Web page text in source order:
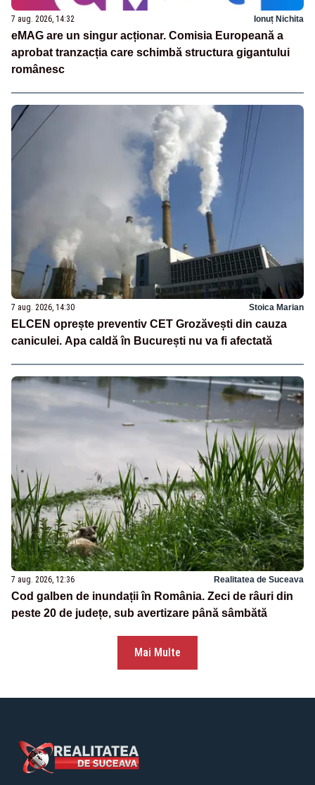
7 aug. 2026, 14:32 Ionuț Nichita
eMAG are un singur acționar. Comisia Europeană a
aprobat tranzacția care schimbă structura gigantului
românesc
7 aug. 2026, 14:30 Stoica Marian
ELCEN oprește preventiv CET Grozăvești din cauza
caniculei. Apa caldă în București nu va fi afectată
7 aug. 2026, 12:36 Realitatea de Suceava
Cod galben de inundații în România. Zeci de râuri din
peste 20 de județe, sub avertizare până sâmbătă
Mai Multe